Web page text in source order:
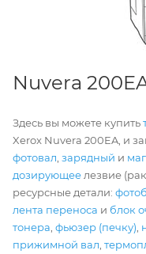
Nuvera
Здесь вы можете купить
Xerox Nuvera 200EA, и
фотовал зарядный и
дозирующее лезвие
ресурсные детали:
лента переноса и блок
тонера фьюзер (печку)
прижимной вал